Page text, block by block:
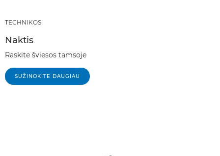
TECHNIKOS
Naktis
Raskite šviesos tamsoje
SUŽINOKITE DAUGIAU